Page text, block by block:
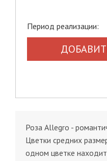
Период реализации:
Роза Allegro -
Цветки средних
одном цветке